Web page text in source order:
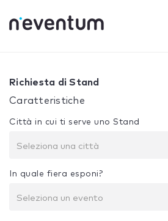
La tua selezione:
Richiesta di Stand
Caratteristiche
Città in cui ti serve uno Stand
Seleziona una città
In quale fiera esponi?
Seleziona un evento